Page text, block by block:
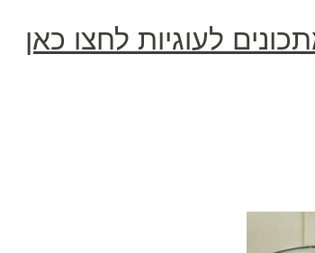
לעוגיות לחצו כאן